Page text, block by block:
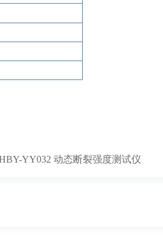
YY032 动态断裂强度测试仪